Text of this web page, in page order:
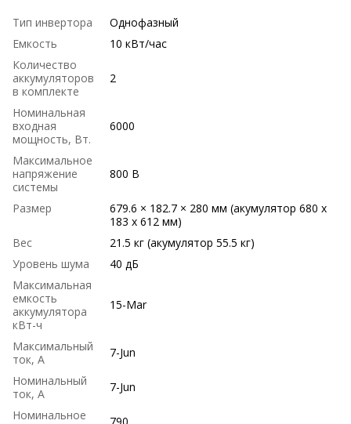
Тип инвертора
Однофазный
Емкость
10 кВт/час
Количество
аккумуляторов
в комплекте
2
Номинальная
входная
мощность, Вт.
6000
Максимальное
напряжение
системы
800 В
Размер
679.6 × 182.7 × 280 мм (акумулятор 680 x
183 x 612 мм)
Вес
21.5 кг (акумулятор 55.5 кг)
Уровень шума
40 дБ
Максимальная
емкость
аккумулятора
кВт-ч
15-Mar
Максимальный
ток, А
7-Jun
Номинальный
ток, А
7-Jun
Номинальное
790